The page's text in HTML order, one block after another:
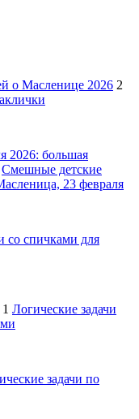
о Масленице 2026 2
2026: большая
Смешные детские
23 февраля
со спичками для
1 Логические задачи
задачи по